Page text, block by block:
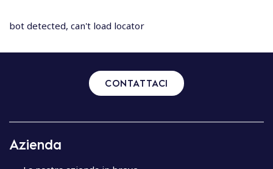
bot detected, can't load locator
CONTATTACI
Azienda